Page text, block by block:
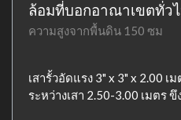
ล้อมที่บอกอาณาเขตทั่ว
ความสูงจากพื้นดิน 150 ซม
เสารั้วอัดแรง 3" x 3" x 2.00 เ
ระหว่างเสา 2.50-3.00 เมตร